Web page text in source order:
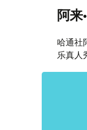
阿
哈通社
乐真人